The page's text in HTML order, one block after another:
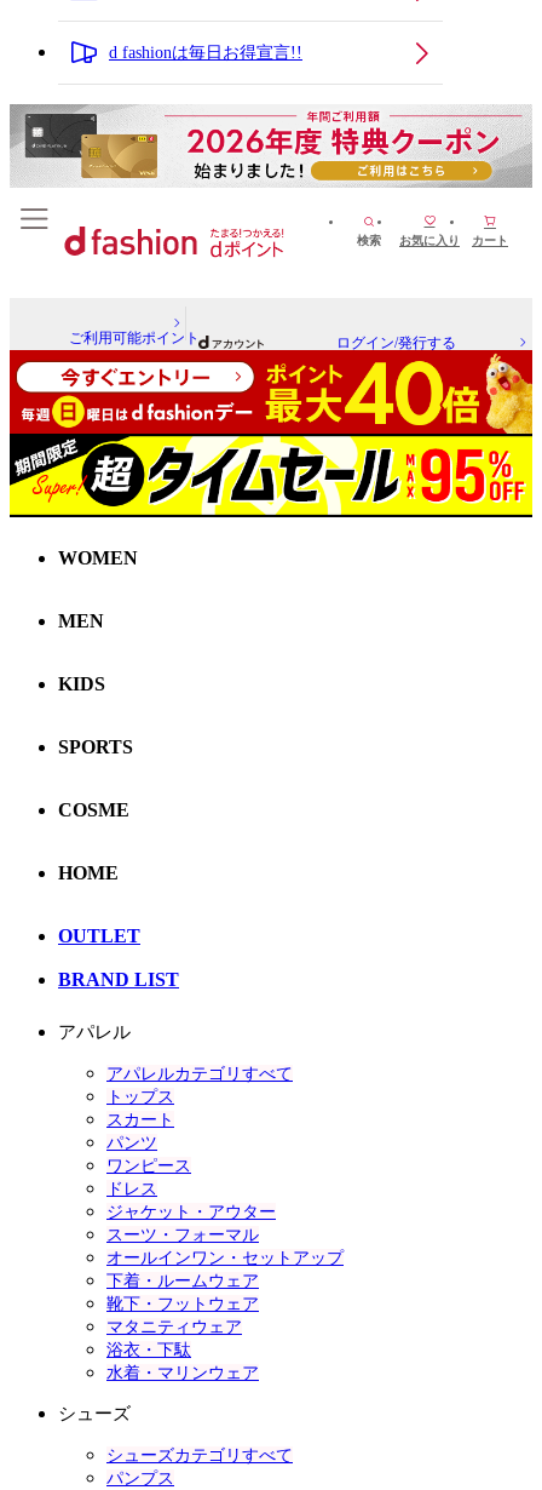
d fashionは毎日お得宣言!!
検索 お気に入り カート
ご利用可能ポイント ログイン/発行する
WOMEN
MEN
KIDS
SPORTS
COSME
HOME
OUTLET
BRAND LIST
アパレル
アパレルカテゴリすべて
トップス
スカート
パンツ
ワンピース
ドレス
ジャケット・アウター
スーツ・フォーマル
オールインワン・セットアップ
下着・ルームウェア
靴下・フットウェア
マタニティウェア
浴衣・下駄
水着・マリンウェア
シューズ
シューズカテゴリすべて
パンプス